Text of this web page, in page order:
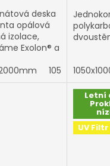
1050x5000mm
deska
opálová
izolace,
Exolon® a
1050x3000mm
Letní
UV Filtr